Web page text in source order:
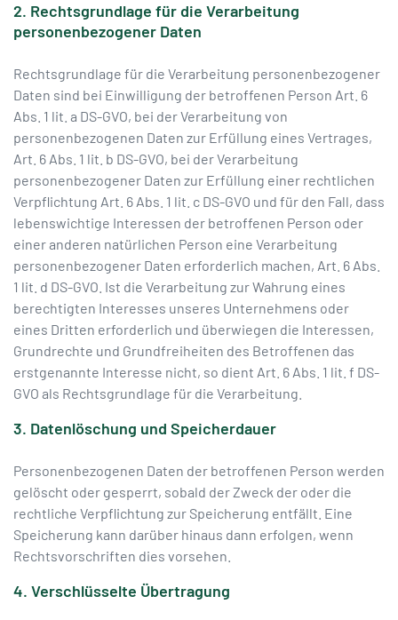
2. Rechtsgrundlage für die Verarbeitung
personenbezogener Daten
Rechtsgrundlage für die Verarbeitung personenbezogener
Daten sind bei Einwilligung der betroffenen Person Art. 6
Abs. 1 lit. a DS-GVO, bei der Verarbeitung von
personenbezogenen Daten zur Erfüllung eines Vertrages,
Art. 6 Abs. 1 lit. b DS-GVO, bei der Verarbeitung
personenbezogener Daten zur Erfüllung einer rechtlichen
Verpflichtung Art. 6 Abs. 1 lit. c DS-GVO und für den Fall, dass
lebenswichtige Interessen der betroffenen Person oder
einer anderen natürlichen Person eine Verarbeitung
personenbezogener Daten erforderlich machen, Art. 6 Abs.
1 lit. d DS-GVO. Ist die Verarbeitung zur Wahrung eines
berechtigten Interesses unseres Unternehmens oder
eines Dritten erforderlich und überwiegen die Interessen,
Grundrechte und Grundfreiheiten des Betroffenen das
erstgenannte Interesse nicht, so dient Art. 6 Abs. 1 lit. f DS-
GVO als Rechtsgrundlage für die Verarbeitung.
3. Datenlöschung und Speicherdauer
Personenbezogenen Daten der betroffenen Person werden
gelöscht oder gesperrt, sobald der Zweck der oder die
rechtliche Verpflichtung zur Speicherung entfällt. Eine
Speicherung kann darüber hinaus dann erfolgen, wenn
Rechtsvorschriften dies vorsehen.
4. Verschlüsselte Übertragung